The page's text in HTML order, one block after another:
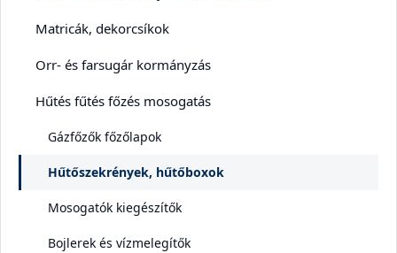
Matricák, dekorcsíkok
Orr- és farsugár kormányzás
Hűtés fűtés főzés mosogatás
Gázfőzők főzőlapok
Hűtőszekrények, hűtőboxok
Mosogatók kiegészítők
Bojlerek és vízmelegítők